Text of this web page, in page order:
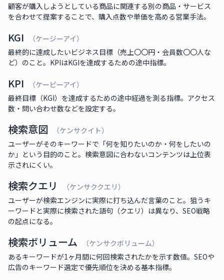
顧客が購入しようとしている商品に関連する別の商品・サービス
を合わせて提案することで、購入点数や単価を高める営業手法。
KGI
（ケージーアイ）
最終的に達成したいビジネス目標（売上〇〇円・会員数〇〇人な
ど）のこと。KPIはKGIを達成するための途中指標。
KPI
（ケーピーアイ）
最終目標（KGI）を達成するための途中経過を測る指標。アクセス
数・問い合わせ数などを設定する。
検索意図
（ケンサクイト）
ユーザーがそのキーワードで「何を知りたいのか・何をしたいの
か」という目的のこと。検索意図に合わないコンテンツは上位表
示されにくい。
検索クエリ
（ケンサククエリ）
ユーザーが検索エンジンに実際に打ち込んだ言葉のこと。狙うキ
ーワードと実際に検索された語句（クエリ）は異なり、SEO戦略
の起点になる。
検索ボリューム
（ケンサクボリューム）
あるキーワードが1ヶ月間に何回検索されたかを示す数値。SEOや
広告のキーワード選定で優先順位を決める基本指標。